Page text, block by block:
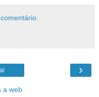
›
a web